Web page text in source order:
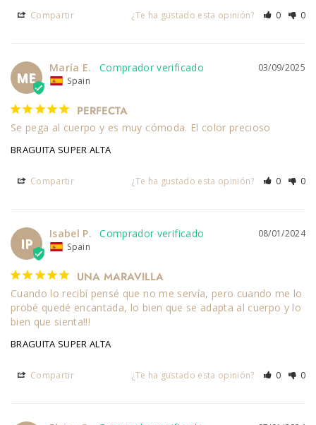
Compartir ¿Te ha gustado esta opinión? 0 0
ME
03/09/2025
María E.
Spain
PERFECTA
Se pega al cuerpo y es muy cómoda. El color precioso
BRAGUITA SUPER ALTA
Compartir ¿Te ha gustado esta opinión? 0 0
IP
08/01/2024
Isabel P.
Spain
UNA MARAVILLA
Cuando lo recibí pensé que no me servía, pero cuando me lo
probé quedé encantada, lo bien que se adapta al cuerpo y lo
bien que sienta!!!
BRAGUITA SUPER ALTA
Compartir ¿Te ha gustado esta opinión? 0 0